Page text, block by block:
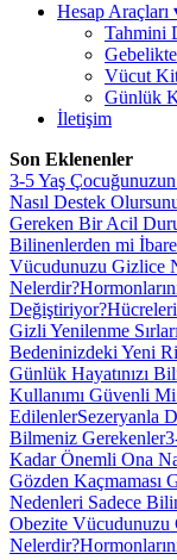
Hesap Araçları
Tahmini
Vücut
Günlük
İletişim
Son Eklenenler
3-5 Yaş
Nasıl Destek
Gereken Bir Acil
Bilinenlerden mi
Vücudunuzu Gizlice
Nelerdir?
Değiştiriyor?
Gizli Yenilenme Sırları
Bedeninizdeki Yeni
Günlük Hayatınızı
Kullanımı Güvenli
EdilenlerSezeryanla
Bilmeniz Gerekenler
Kadar Önemli Ona
Gözden Kaçmaması
Nedenleri Sadece
Obezite
Nelerdir?